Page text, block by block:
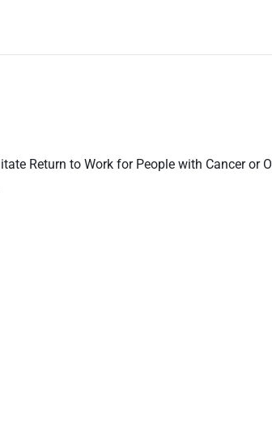
Return to Work for People with Cancer or